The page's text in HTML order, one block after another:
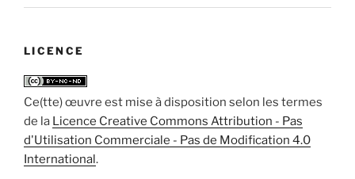
LICENCE
Ce(tte) œuvre est mise à disposition selon les termes
de la Licence Creative Commons Attribution - Pas
d'Utilisation Commerciale - Pas de Modification 4.0
International.